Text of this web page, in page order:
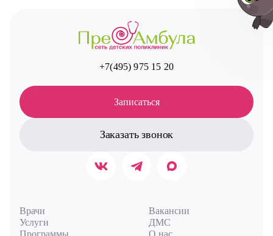
+7(495) 975 15 20
Записаться
Заказать звонок
Врачи
Услуги
Вакансии
ДМС